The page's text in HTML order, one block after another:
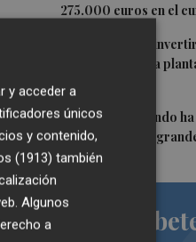
275.000 euros en el
Tesla y SpaceX
para construir la
5 Sol Picó: “El mundo
no es tiempo de
y acceder a
únicos
y contenido,
(1913) también
Algunos
a